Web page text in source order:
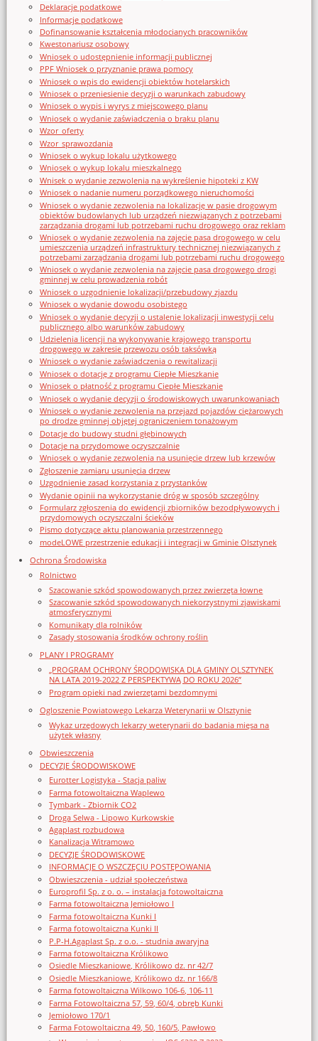
Deklaracje podatkowe
Informacje podatkowe
Dofinansowanie kształcenia młodocianych pracowników
Kwestonariusz osobowy
Wniosek o udostępnienie informacji publicznej
PPF Wniosek o przyznanie prawa pomocy
Wniosek o wpis do ewidencji obiektów hotelarskich
Wniosek o przeniesienie decyzji o warunkach zabudowy
Wniosek o wypis i wyrys z miejscowego planu
Wniosek o wydanie zaświadczenia o braku planu
Wzor_oferty
Wzor_sprawozdania
Wniosek o wykup lokalu użytkowego
Wniosek o wykup lokalu mieszkalnego
Wnisek o wydanie zezwolenia na wykreślenie hipoteki z KW
Wniosek o nadanie numeru porządkowego nieruchomości
Wniosek o wydanie zezwolenia na lokalizację w pasie drogowym
obiektów budowlanych lub urządzeń niezwiązanych z potrzebami
zarządzania drogami lub potrzebami ruchu drogowego oraz reklam
Wniosek o wydanie zezwolenia na zajęcie pasa drogowego w celu
umieszczenia urządzeń infrastruktury technicznej niezwiązanych z
potrzebami zarządzania drogami lub potrzebami ruchu drogowego
Wniosek o wydanie zezwolenia na zajęcie pasa drogowego drogi
gminnej w celu prowadzenia robót
Wniosek o uzgodnienie lokalizacji/przebudowy zjazdu
Wniosek o wydanie dowodu osobistego
Wniosek o wydanie decyzji o ustalenie lokalizacji inwestycji celu
publicznego albo warunków zabudowy
Udzielenia licencji na wykonywanie krajowego transportu
drogowego w zakresie przewozu osób taksówką
Wniosek o wydanie zaświadczenia o rewitalizacji
Wniosek o dotację z programu Ciepłe Mieszkanie
Wniosek o płatność z programu Ciepłe Mieszkanie
Wniosek o wydanie decyzji o środowiskowych uwarunkowaniach
Wniosek o wydanie zezwolenia na przejazd pojazdów ciężarowych
po drodze gminnej objętej ograniczeniem tonażowym
Dotacje do budowy studni głębinowych
Dotacje na przydomowe oczyszczalnie
Wniosek o wydanie zezwolenia na usunięcie drzew lub krzewów
Zgłoszenie zamiaru usunięcia drzew
Uzgodnienie zasad korzystania z przystanków
Wydanie opinii na wykorzystanie dróg w sposób szczególny
Formularz zgłoszenia do ewidencji zbiorników bezodpływowych i
przydomowych oczyszczalni ścieków
Pismo dotyczące aktu planowania przestrzennego
modeLOWE przestrzenie edukacji i integracji w Gminie Olsztynek
Ochrona Środowiska
Rolnictwo
Szacowanie szkód spowodowanych przez zwierzęta łowne
Szacowanie szkód spowodowanych niekorzystnymi zjawiskami
atmosferycznymi
Komunikaty dla rolników
Zasady stosowania środków ochrony roślin
PLANY I PROGRAMY
„PROGRAM OCHRONY ŚRODOWISKA DLA GMINY OLSZTYNEK
NA LATA 2019-2022 Z PERSPEKTYWĄ DO ROKU 2026”
Program opieki nad zwierzętami bezdomnymi
Ogloszenie Powiatowego Lekarza Weterynarii w Olsztynie
Wykaz urzędowych lekarzy weterynarii do badania mięsa na
użytek własny
Obwieszczenia
DECYZJE ŚRODOWISKOWE
Eurotter Logistyka - Stacja paliw
Farma fotowoltaiczna Waplewo
Tymbark - Zbiornik CO2
Droga Selwa - Lipowo Kurkowskie
Agaplast rozbudowa
Kanalizacja Witramowo
DECYZJE ŚRODOWISKOWE
INFORMACJE O WSZCZĘCIU POSTĘPOWANIA
Obwieszczenia - udział społeczeństwa
Europrofil Sp. z o. o. – instalacja fotowoltaiczna
Farma fotowoltaiczna Jemiołowo I
Farma fotowoltaiczna Kunki I
Farma fotowoltaiczna Kunki II
P.P-H.Agaplast Sp. z o.o. - studnia awaryjna
Farma fotowoltaiczna Królikowo
Osiedle Mieszkaniowe, Królikowo dz. nr 42/7
Osiedle Mieszkaniowe, Królikowo dz. nr 166/8
Farma fotowoltaiczna Wilkowo 106-6, 106-11
Farma Fotowoltaiczna 57, 59, 60/4, obręb Kunki
Jemiołowo 170/1
Farma Fotowoltaiczna 49, 50, 160/5, Pawłowo